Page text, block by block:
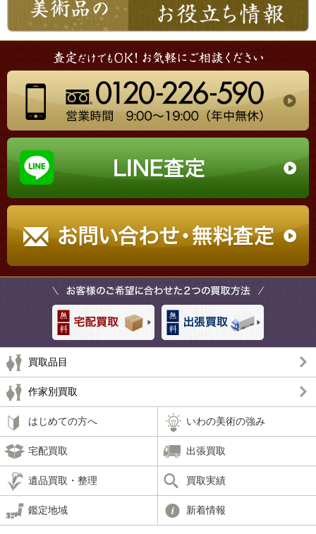
買取品目
作家別買取
はじめての方へ いわの美術の強み
宅配買取 出張買取
遺品買取・整理 買取実績
鑑定地域 新着情報